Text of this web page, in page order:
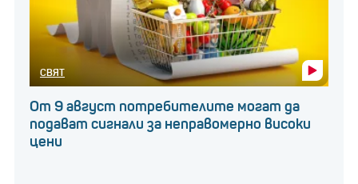
СВЯТ
От 9 август потребителите могат да
подават сигнали за неправомерно високи
цени